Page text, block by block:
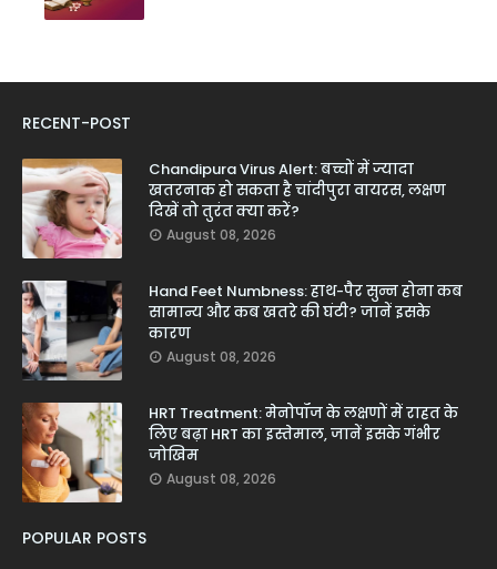
RECENT-POST
Chandipura Virus Alert: बच्चों में ज्यादा
खतरनाक हो सकता है चांदीपुरा वायरस, लक्षण
दिखें तो तुरंत क्या करें?
August 08, 2026
Hand Feet Numbness: हाथ-पैर सुन्न होना कब
सामान्य और कब खतरे की घंटी? जानें इसके
कारण
August 08, 2026
HRT Treatment: मेनोपॉज के लक्षणों में राहत के
लिए बढ़ा HRT का इस्तेमाल, जानें इसके गंभीर
जोखिम
August 08, 2026
POPULAR POSTS